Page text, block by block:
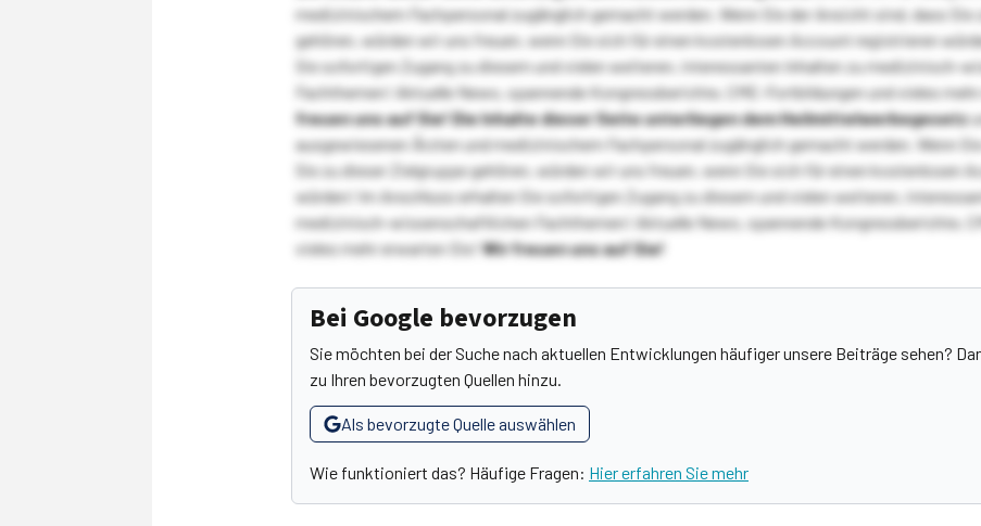
medizinischem Fachpersonal zugänglich gemacht werden. Wenn Sie der Ansicht sind, dass Sie
gehören, würden wir uns freuen, wenn Sie sich für einen kostenlosen Account registrieren
Sie sofortigen Zugang zu diesem und vielen weiteren, interessanten Inhalten zu medizinisch-
Fachthemen! Aktuelle News, spannende Kongressberichte, CME-Fortbildungen und vieles
freuen uns auf Sie!Die Inhalte dieser Seite unterliegen dem Heilmittelwerbegesetz
ausgewiesenen Ärzten und medizinischem Fachpersonal zugänglich gemacht werden. Wenn
Sie zu dieser Zielgruppe gehören, würden wir uns freuen, wenn Sie sich für einen kostenlosen
würden! Im Anschluss erhalten Sie sofortigen Zugang zu diesem und vielen weiteren,
medizinisch-wissenschaftlichen Fachthemen! Aktuelle News, spannende Kongressberichte,
vieles mehr erwarten Sie!Wir freuen uns auf Sie!
Bei Google bevorzugen
Sie möchten bei der Suche nach aktuellen Entwicklungen häufiger unsere Beiträge sehen?
zu Ihren bevorzugten Quellen hinzu.
Als bevorzugte Quelle auswählen
Wie funktioniert das? Häufige Fragen: Hier erfahren Sie mehr